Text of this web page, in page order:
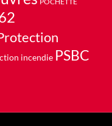
incendie PSBC